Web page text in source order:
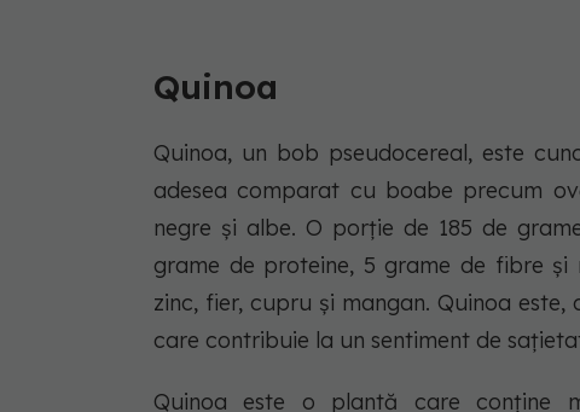
Quinoa
Quinoa, un bob pseudocereal, este
adesea comparat cu boabe precum
negre și albe. O porție de 185 de
grame de proteine, 5 grame de fibre și
zinc, fier, cupru și mangan. Quinoa
care contribuie la un sentiment de
Quinoa este o plantă care conține